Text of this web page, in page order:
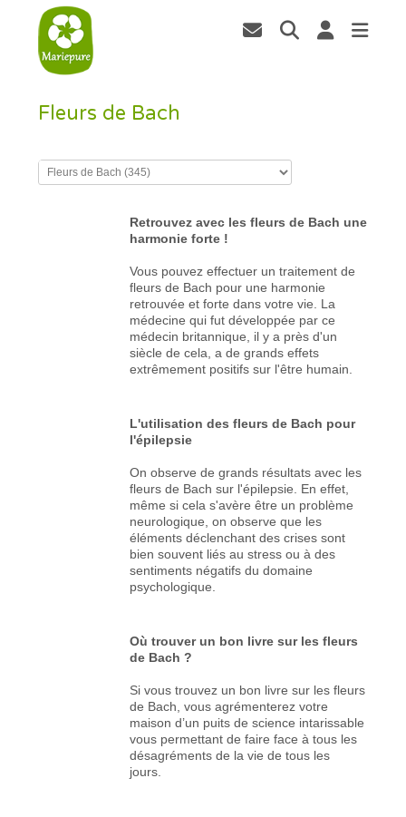
Fleurs de Bach
Retrouvez avec les fleurs de Bach une
harmonie forte !
Vous pouvez effectuer un traitement de
fleurs de Bach pour une harmonie
retrouvée et forte dans votre vie. La
médecine qui fut développée par ce
médecin britannique, il y a près d'un
siècle de cela, a de grands effets
extrêmement positifs sur l'être humain.
L'utilisation des fleurs de Bach pour
l'épilepsie
On observe de grands résultats avec les
fleurs de Bach sur l'épilepsie. En effet,
même si cela s'avère être un problème
neurologique, on observe que les
éléments déclenchant des crises sont
bien souvent liés au stress ou à des
sentiments négatifs du domaine
psychologique.
Où trouver un bon livre sur les fleurs
de Bach ?
Si vous trouvez un bon livre sur les fleurs
de Bach, vous agrémenterez votre
maison d’un puits de science intarissable
vous permettant de faire face à tous les
désagréments de la vie de tous les
jours.